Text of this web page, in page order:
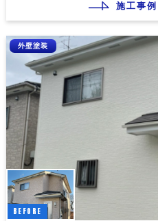
施工事
BEFORE
外壁塗装